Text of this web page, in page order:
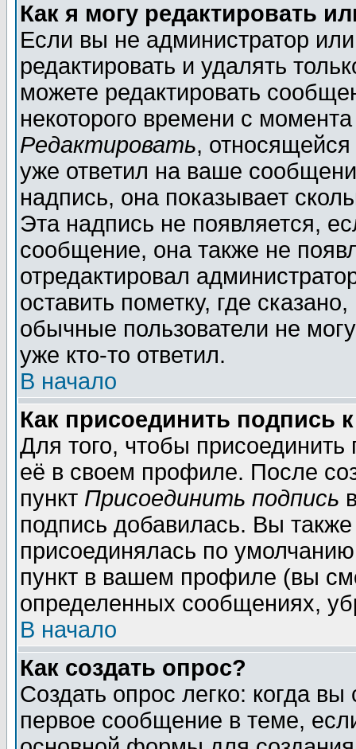
Как я могу редактировать
Если вы не администратор
редактировать и удалять
можете редактировать
некоторого времени с
Редактировать,
уже ответил на ваше
надпись, она показывает
Эта надпись не появляется,
сообщение, она также не
отредактировал
оставить пометку, где
обычные пользователи не
уже кто-то ответил.
В начало
Как присоединить подпись
Для того, чтобы
её в своем профиле. После
пункт Присоединить подпись
подпись добавилась. Вы
присоединялась по
пункт в вашем профиле (вы
определенных сообщениях,
В начало
Как создать опрос?
Создать опрос легко: когда
первое сообщение в теме,